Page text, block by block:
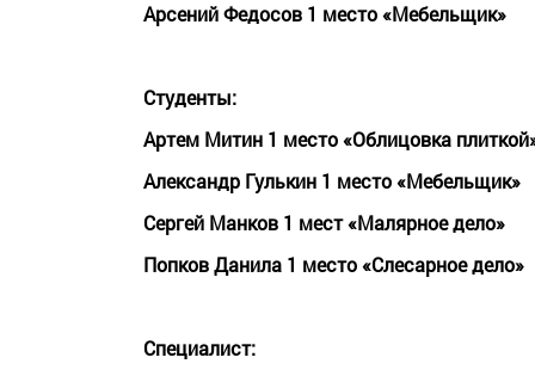
Арсений Федосов 1 место «Мебельщик»
Студенты:
Артем Митин 1 место «Облицовка
Александр Гулькин 1 место «Мебельщик»
Сергей Манков 1 мест «Малярное дело»
Попков Данила 1 место «Слесарное дело»
Специалист: